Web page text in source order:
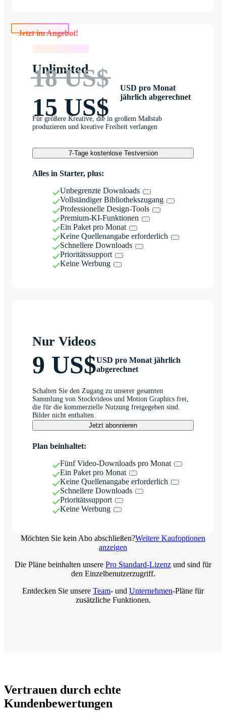
Jetzt im Angebot!
Unlimited
18 US$
15 US$
USD pro Monat
jährlich abgerechnet
Für größere Kreative, die in großem Maßstab
produzieren und kreative Freiheit verlangen
7-Tage kostenlose Testversion
Alles in Starter, plus:
Unbegrenzte Downloads
Vollständiger Bibliothekszugang
Professionelle Design-Tools
Premium-KI-Funktionen
Ein Paket pro Monat
Keine Quellenangabe erforderlich
Schnellere Downloads
Prioritätssupport
Keine Werbung
Nur Videos
9 US$USD pro Monat jährlich
abgerechnet
Schalten Sie den Zugang zu unserer gesamten
Sammlung von Stockvideos und Motion Graphics frei,
die für die kommerzielle Nutzung freigegeben sind.
Bilder nicht enthalten.
Jetzt abonnieren
Plan beinhaltet:
Fünf Video-Downloads pro Monat
Ein Paket pro Monat
Keine Quellenangabe erforderlich
Schnellere Downloads
Prioritätssupport
Keine Werbung
Möchten Sie kein Abo abschließen?Weitere Kaufoptionen
anzeigen
Die Pläne beinhalten unsere Pro Standard-Lizenz und sind für
den Einzelbenutzerzugriff.
Entdecken Sie unsere Team- und Unternehmen-Pläne für
zusätzliche Funktionen.
Vertrauen durch echte
Kundenbewertungen